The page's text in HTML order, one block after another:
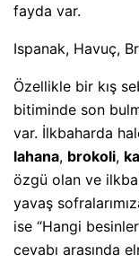
fayda var.
Ispanak, Havuç,
Özellikle bir kış
bitiminde son
var. İlkbaharda
lahana, brokoli,
özgü olan ve
yavaş
ise “Hangi
cevabı arasında